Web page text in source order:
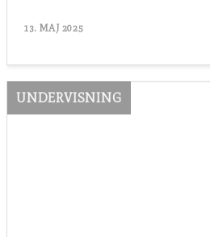
13. MAJ 2025
UNDERVISNING